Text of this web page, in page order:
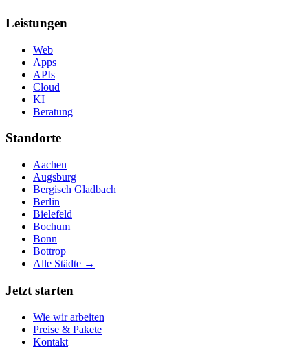
Leistungen
Web
Apps
APIs
Cloud
KI
Beratung
Standorte
Aachen
Augsburg
Bergisch Gladbach
Berlin
Bielefeld
Bochum
Bonn
Bottrop
Alle Städte →
Jetzt starten
Wie wir arbeiten
Preise & Pakete
Kontakt